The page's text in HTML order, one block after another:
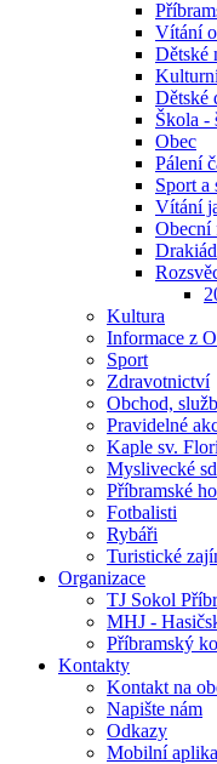
Vítání
Dětské
Dětské
Škola -
Obec
Pálení
Sport a
Vítání
Obecní
Kultura
Informace z
Sport
Zdravotnictví
Obchod,
Pravidelné
Kaple sv.
Myslivecké
Příbramské
Fotbalisti
Rybáři
Turistické
Organizace
TJ Sokol
MHJ -
Příbramský
Kontakty
Kontakt na
Napište nám
Odkazy
Mobilní